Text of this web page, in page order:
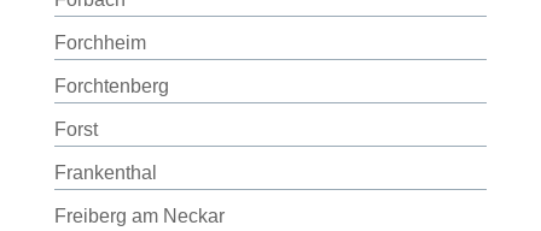
Forchheim
Forchtenberg
Forst
Frankenthal
Freiberg am Neckar